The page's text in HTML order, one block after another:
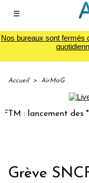
☰
Nos bureaux sont fermés
Accueil > AirMaG
: lancement des
Grève